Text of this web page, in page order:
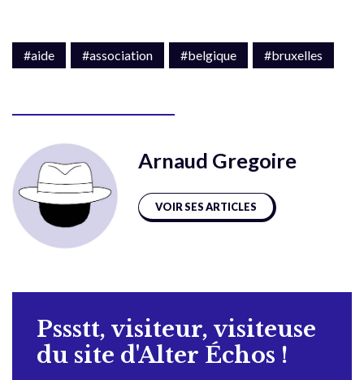
#aide #association #belgique #bruxelles
Arnaud Gregoire
VOIR SES ARTICLES
Pssstt, visiteur, visiteuse
du site d'Alter Échos !